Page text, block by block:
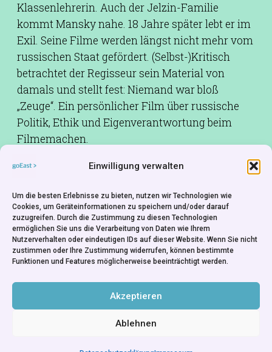
Einwilligung verwalten
Um die besten Erlebnisse zu bieten, nutzen wir Technologien wie
Cookies, um Geräteinformationen zu speichern und/oder darauf
zuzugreifen. Durch die Zustimmung zu diesen Technologien
ermöglichen Sie uns die Verarbeitung von Daten wie Ihrem
Nutzerverhalten oder eindeutigen IDs auf dieser Website. Wenn Sie nicht
zustimmen oder Ihre Zustimmung widerrufen, können bestimmte
Funktionen und Features möglicherweise beeinträchtigt werden.
Akzeptieren
Ablehnen
Klassenlehrerin. Auch der Jelzin-Familie
kommt Mansky nahe. 18 Jahre später lebt er im
Exil. Seine Filme werden längst nicht mehr vom
russischen Staat gefördert. (Selbst-)Kritisch
betrachtet der Regisseur sein Material von
damals und stellt fest: Niemand war bloß
„Zeuge“. Ein persönlicher Film über russische
Politik, Ethik und Eigenverantwortung beim
Filmemachen.
Drehbuch:
Vitaly Mansky
Bussmann, Filip Remunda, Vít Klusák
Produktionsfirma:Studio Vertov, Golden Egg
Production, Hypermarket Film
Co-Produktionsfirma:ZDF, RTS - SRG SSR, Czech
Deckert Distribution Gmbh